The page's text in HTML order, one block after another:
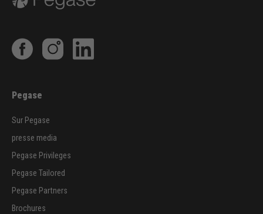
Pegase
Sur Pegase
presse media
Pegase Privileges
Pegase Tailored
Pegase Partners
Brochures